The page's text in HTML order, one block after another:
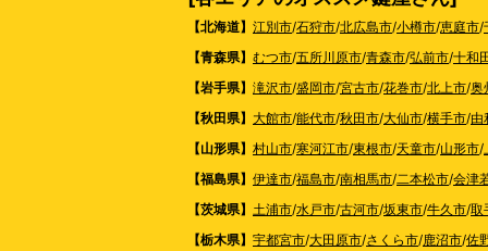
【北海道】 江別市/石狩市/北広島市/小樽市/恵庭市/
【青森県】 むつ市/五所川原市/青森市/弘前市/十和
【岩手県】 滝沢市/盛岡市/宮古市/花巻市/北上市/奥
【秋田県】 大館市/能代市/秋田市/大仙市/横手市/由
【山形県】 村山市/寒河江市/東根市/天童市/山形市/
【福島県】 伊達市/福島市/南相馬市/二本松市/会津
【茨城県】 土浦市/水戸市/古河市/坂東市/牛久市/取
【栃木県】 宇都宮市/大田原市/さくら市/鹿沼市/佐